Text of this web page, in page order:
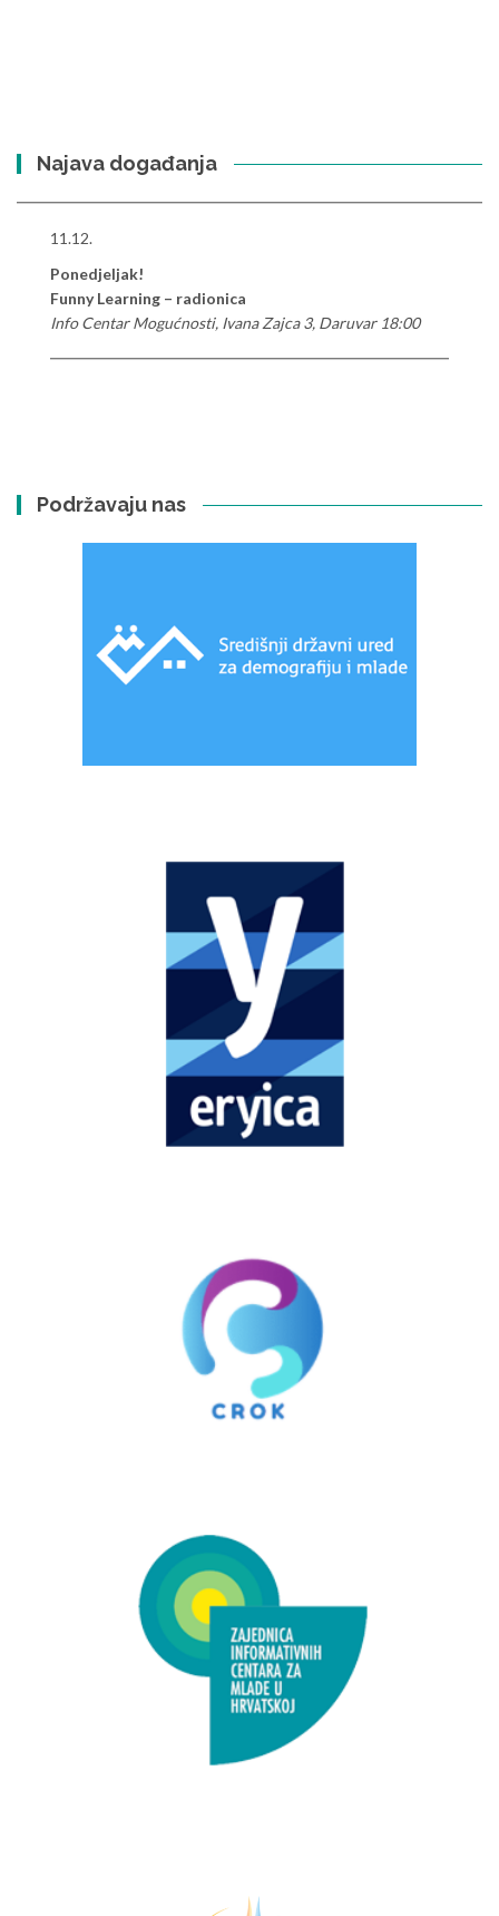
Najava događanja
11.12.
Ponedjeljak!
Funny Learning – radionica
Info Centar Mogućnosti, Ivana Zajca 3, Daruvar 18:00
Podržavaju nas